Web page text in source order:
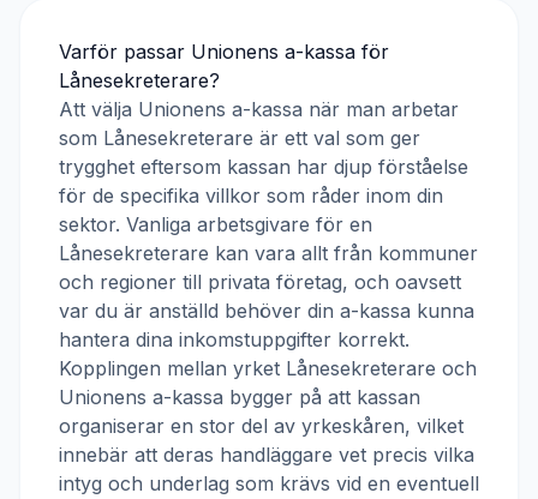
Varför passar Unionens a-kassa för
Lånesekreterare?
Att välja Unionens a-kassa när man arbetar
som Lånesekreterare är ett val som ger
trygghet eftersom kassan har djup förståelse
för de specifika villkor som råder inom din
sektor. Vanliga arbetsgivare för en
Lånesekreterare kan vara allt från kommuner
och regioner till privata företag, och oavsett
var du är anställd behöver din a-kassa kunna
hantera dina inkomstuppgifter korrekt.
Kopplingen mellan yrket Lånesekreterare och
Unionens a-kassa bygger på att kassan
organiserar en stor del av yrkeskåren, vilket
innebär att deras handläggare vet precis vilka
intyg och underlag som krävs vid en eventuell